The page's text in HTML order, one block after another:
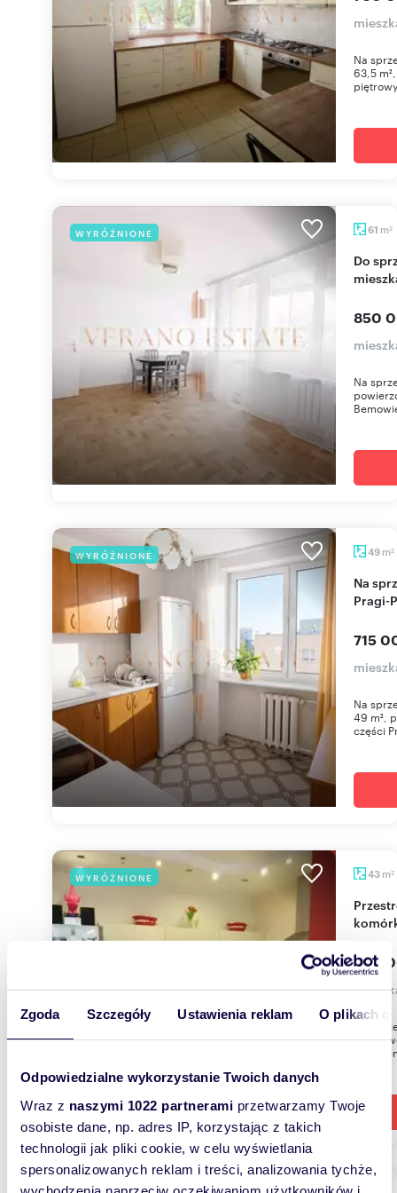
Zgoda Szczegóły Ustawienia reklam O plikach
Odpowiedzialne wykorzystanie Twoich danych
Wraz z naszymi 1022 partnerami przetwarzamy Twoje
osobiste dane, np. adres IP, korzystając z takich
technologii jak pliki cookie, w celu wyświetlania
spersonalizowanych reklam i treści, analizowania tychże,
Na
63,5
WYRÓŻNIONE 61 m2
Do sprzedania komfortowe 3-pokojowe
850
Na
WYRÓŻNIONE 49 m2
Na sprzedaż przytulne 49 m² w zielonej części
Pragi-
715
Na
49 m²,
części
WYRÓŻNIONE 43 m2
Przestronne 2-pokojowe mieszkanie z garażem i
580
Do